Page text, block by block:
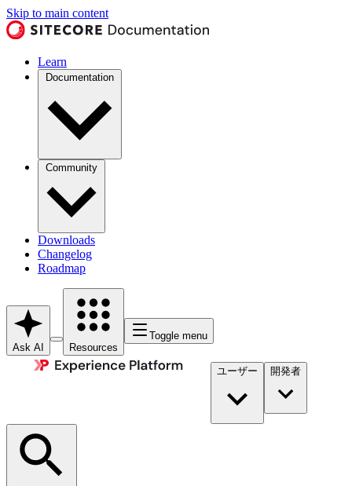
Skip to main content
Learn
Documentation
Community
Downloads
Changelog
Roadmap
Ask AI Resources
Toggle menu
ユーザー 開発者​